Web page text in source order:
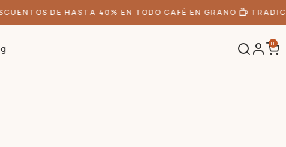
DE HASTA 40% EN TODO CAFÉ EN GRANO
0